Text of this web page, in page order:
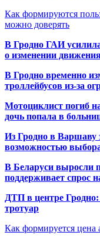
Как формируются
можно доверять
В Гродно ГАИ
о изменении
В Гродно временно
троллейбусов из-за
Мотоциклист погиб
дочь попала в
Из Гродно в Варшаву
возможностью
В Беларуси выросли
поддерживает спрос
ДТП в центре
тротуар
Как формируется